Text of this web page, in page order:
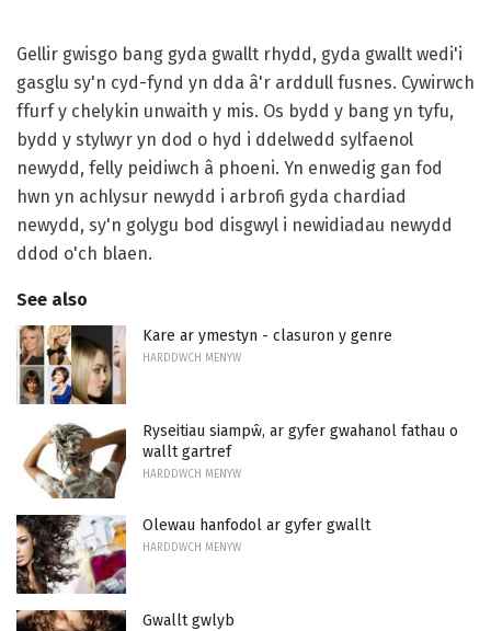
Gellir gwisgo bang gyda gwallt rhydd, gyda gwallt wedi'i
gasglu sy'n cyd-fynd yn dda â'r arddull fusnes. Cywirwch
ffurf y chelykin unwaith y mis. Os bydd y bang yn tyfu,
bydd y stylwyr yn dod o hyd i ddelwedd sylfaenol
newydd, felly peidiwch â phoeni. Yn enwedig gan fod
hwn yn achlysur newydd i arbrofi gyda chardiad
newydd, sy'n golygu bod disgwyl i newidiadau newydd
ddod o'ch blaen.
See also
Kare ar ymestyn - clasuron y genre
HARDDWCH MENYW
Ryseitiau siampŵ, ar gyfer gwahanol fathau o
wallt gartref
HARDDWCH MENYW
Olewau hanfodol ar gyfer gwallt
HARDDWCH MENYW
Gwallt gwlyb